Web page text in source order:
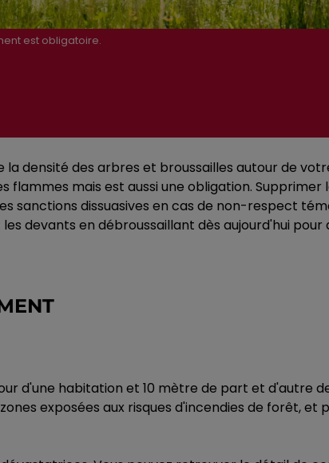
est obligatoire.
la densité des arbres et broussailles autour de
mais est aussi une obligation. Supprimer
sanctions dissuasives en cas de non-respect
devants en débroussaillant dès aujourd'hui pour
d'une habitation et 10 mètre de part et d'autre
exposées aux risques d'incendies de forêt, et